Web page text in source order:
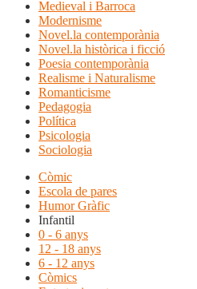
Medieval i Barroca
Modernisme
Novel.la contemporània
Novel.la històrica i ficció
Poesia contemporània
Realisme i Naturalisme
Romanticisme
Pedagogia
Política
Psicologia
Sociologia
Còmic
Escola de pares
Humor Gràfic
Infantil
0 - 6 anys
12 - 18 anys
6 - 12 anys
Còmics